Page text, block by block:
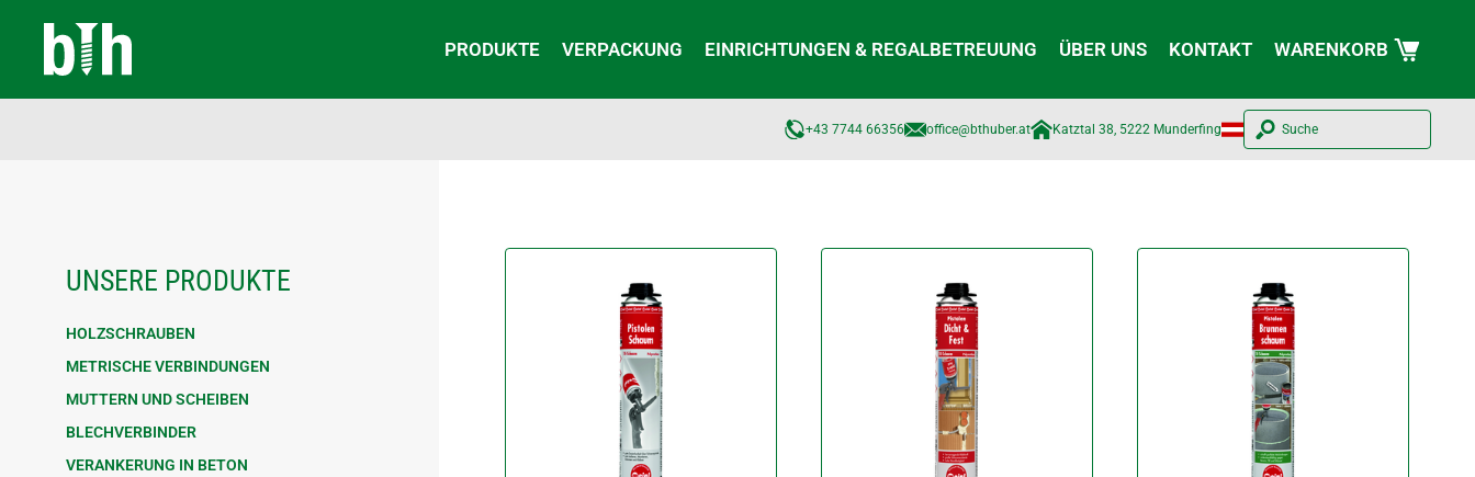
PRODUKTE VERPACKUNG EINRICHTUNGEN & REGALBETREUUNG ÜBER UNS KONTAKT WARENKORB
+43 7744 66356 office@bthuber.at​ Katztal 38, 5222 Munderfing Suche
UNSERE PRODUKTE
HOLZSCHRAUBEN
METRISCHE VERBINDUNGEN
MUTTERN UND SCHEIBEN
BLECHVERBINDER
VERANKERUNG IN BETON